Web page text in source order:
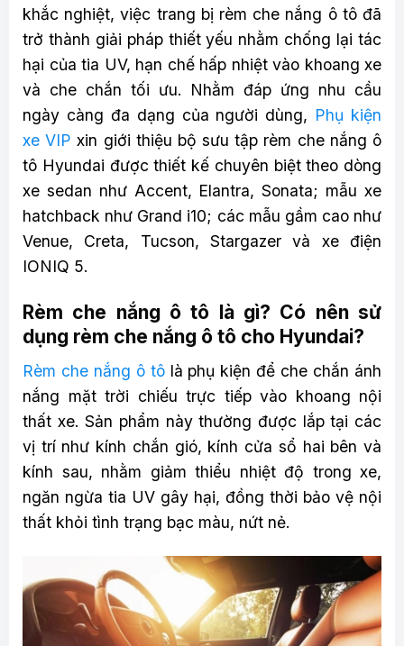
khắc nghiệt, việc trang bị rèm che nắng ô tô đã
trở thành giải pháp thiết yếu nhằm chống lại tác
hại của tia UV, hạn chế hấp nhiệt vào khoang xe
và che chắn tối ưu. Nhằm đáp ứng nhu cầu
ngày càng đa dạng của người dùng, Phụ kiện
xe VIP xin giới thiệu bộ sưu tập rèm che nắng ô
tô Hyundai được thiết kế chuyên biệt theo dòng
xe sedan như Accent, Elantra, Sonata; mẫu xe
hatchback như Grand i10; các mẫu gầm cao như
Venue, Creta, Tucson, Stargazer và xe điện
IONIQ 5.
Rèm che nắng ô tô là gì? Có nên sử
dụng rèm che nắng ô tô cho Hyundai?
Rèm che nắng ô tôlà phụ kiện để che chắn ánh
nắng mặt trời chiếu trực tiếp vào khoang nội
thất xe. Sản phẩm này thường được lắp tại các
vị trí như kính chắn gió, kính cửa sổ hai bên và
kính sau, nhằm giảm thiểu nhiệt độ trong xe,
ngăn ngừa tia UV gây hại, đồng thời bảo vệ nội
thất khỏi tình trạng bạc màu, nứt nẻ.